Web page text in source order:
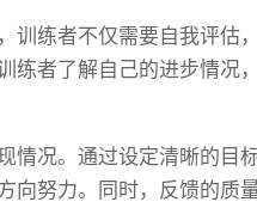
训练者不仅需要自我评估
练者了解自己的进步情况
情况。通过设定清晰的目
向努力。同时，反馈的质